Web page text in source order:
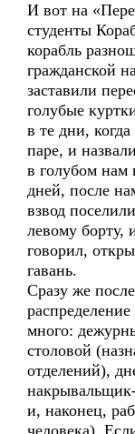
И вот на
студенты
корабль
гражданской
заставили
голубые
в те дни,
паре, и
в голубом нам
дней, после
взвод
левому борту,
говорил,
гавань.
Сразу же
много:
столовой
отделений),
и, наконец,
человека).